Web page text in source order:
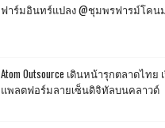
ฟาร์มอินทร์แปลง @ชุมพรฟารม์โคน
Atom Outsource เดินหน้ารุกตลาดไทย
แพลตฟอร์มลายเซ็นดิจิทัลบนคลาวด์